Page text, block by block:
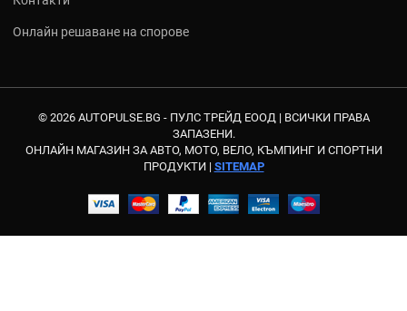
Онлайн решаване на спорове
© 2026 AUTOPULSE.BG - ПУЛС ТРЕЙД ЕООД | ВСИЧКИ ПРАВА
ЗАПАЗЕНИ.
ОНЛАЙН МАГАЗИН ЗА АВТО, МОТО, ВЕЛО, КЪМПИНГ И СПОРТНИ
ПРОДУКТИ | SITEMAP